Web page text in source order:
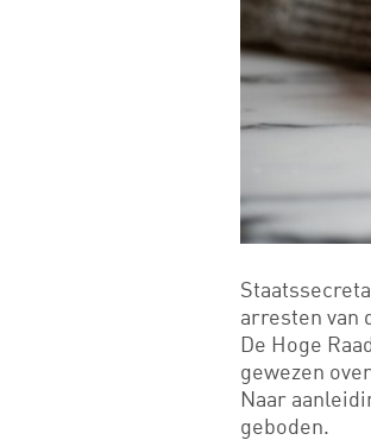
arresten van
De Hoge
gewezen
Naar
geboden.